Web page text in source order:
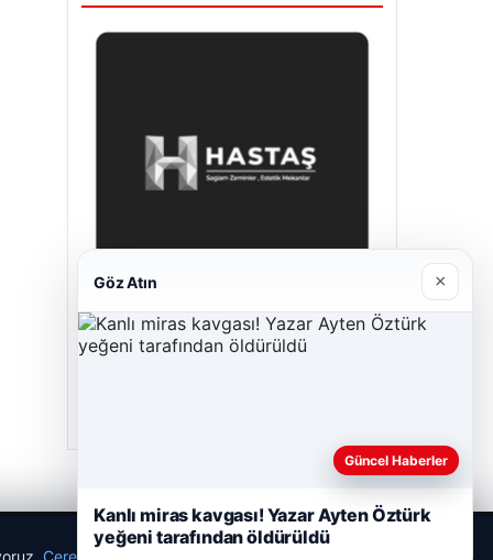
Hastaş Beton
Çerez Politikamız
Göz Atın ×
Güncel Haberler
Kanlı miras kavgası! Yazar Ayten Öztürk
yeğeni tarafından öldürüldü